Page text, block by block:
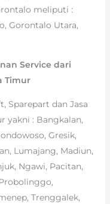
meliputi :
Gorontalo Utara,
Service dari
Timur
Sparepart dan Jasa
yakni : Bangkalan,
Gresik,
Lumajang, Madiun,
Ngawi, Pacitan,
Trenggalek,